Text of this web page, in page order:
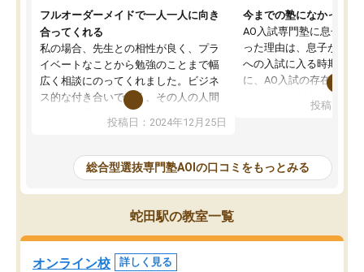
フルオーダーメイドで一人一人に向き
合ってくれる
私の場合、先生との相性が良く、プラ
イベートなことから勉強のことまで幅
広く相談にのってくれました。ビジネ
ス的な付き合いでなく、その人の人間
性までを適切に把握し、むきあってい
るなぁと強く感じることできました。
と相談すると、他の先生も紹介してく
ださり、客観的なアドバイスもいただ
くことができました（志望理由・自己
PR等の添削において）。そして、なに
より自習室が解放されている点がよか
ったです。友達と好きな時間に自習
し、お互いを高めあえる環境がありま
投稿日：2024年12月25日
今までの塾になかった
AO入試専門塾に息子を
った理由は、息子が高校
への入試に入る時期に差
に、AO入試の存在を息
たことから、AOIに入塾
で、AO入試を改めて知
それに対しての具体的な
ことでした。更に子供の
けてらっしゃいますので
投稿日：
総合型選抜専門塾AOIの口コミをもっとみる
蛇田駅の教室一覧
オンライン校 詳しく見る